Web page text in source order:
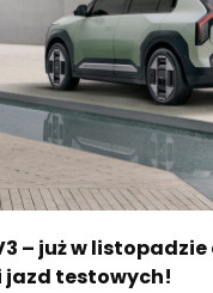
– już w
jazd testowych!